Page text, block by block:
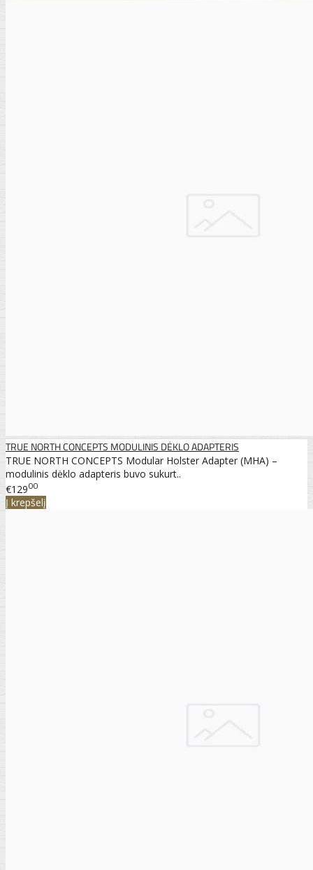
TRUE NORTH CONCEPTS MODULINIS DĖKLO ADAPTERIS
TRUE NORTH CONCEPTS Modular Holster Adapter (MHA) –
modulinis dėklo adapteris buvo sukurt..
€12900
Į krepšelį